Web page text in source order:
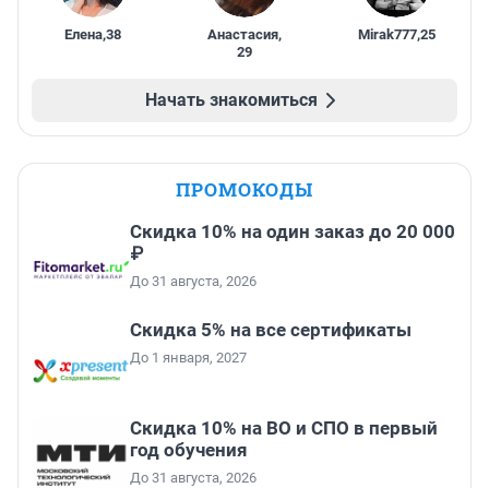
Елена,38 Анастасия,
29
Mirak777,25
Начать знакомиться
ПРОМОКОДЫ
Скидка 10% на один заказ до 20 000
₽
До 31 августа, 2026
Скидка 5% на все сертификаты
До 1 января, 2027
Скидка 10% на ВО и СПО в первый
год обучения
До 31 августа, 2026